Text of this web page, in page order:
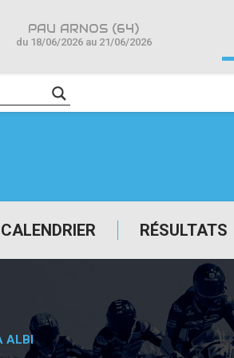
CALENDRIER RÉSULTATS
PAU ARNOS (64)
du 18/06/2026 au 21/06/2026
ALBI